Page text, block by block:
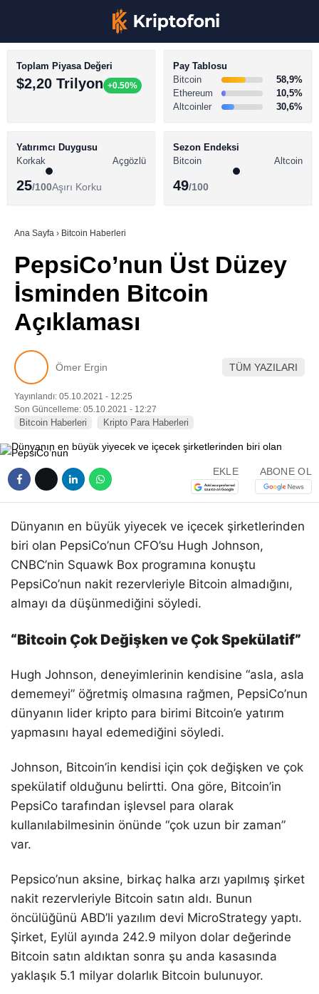
Youtube
BİTCOİN HABERLERİ
ALTCOİN HABERLERİ
SÖZLÜK
Toplam Piyasa Değeri
$2,20 Trilyon +0.50%
Pay Tablosu
Bitcoin
58,9%
Ethereum
10,5%
Altcoinler
30,6%
Yatırımcı Duygusu
Korkak
Açgözlü
25/100Aşırı Korku
Sezon Endeksi
Bitcoin
Altcoin
49/100
Ana Sayfa › Bitcoin Haberleri
PepsiCo’nun Üst Düzey
İsminden Bitcoin
Açıklaması
Ömer Ergin TÜM YAZILARI
Yayınlandı: 05.10.2021 - 12:25
Son Güncelleme: 05.10.2021 - 12:27
Bitcoin Haberleri Kripto Para Haberleri
EKLE ABONE OL
Dünyanın en büyük yiyecek ve içecek şirketlerinden
biri olan PepsiCo’nun CFO’su Hugh Johnson,
CNBC’nin Squawk Box programına konuştu
PepsiCo’nun nakit rezervleriyle Bitcoin almadığını,
almayı da düşünmediğini söyledi.
“Bitcoin Çok Değişken ve Çok Spekülatif”
Hugh Johnson, deneyimlerinin kendisine “asla, asla
dememeyi” öğretmiş olmasına rağmen, PepsiCo’nun
dünyanın lider kripto para birimi Bitcoin’e yatırım
yapmasını hayal edemediğini söyledi.
Johnson, Bitcoin’in kendisi için çok değişken ve çok
spekülatif olduğunu belirtti. Ona göre, Bitcoin’in
PepsiCo tarafından işlevsel para olarak
kullanılabilmesinin önünde “çok uzun bir zaman”
var.
Pepsico’nun aksine, birkaç halka arzı yapılmış şirket
nakit rezervleriyle Bitcoin satın aldı. Bunun
öncülüğünü ABD’li yazılım devi MicroStrategy yaptı.
Şirket, Eylül ayında 242.9 milyon dolar değerinde
Bitcoin satın aldıktan sonra şu anda kasasında
yaklaşık 5.1 milyar dolarlık Bitcoin bulunuyor.